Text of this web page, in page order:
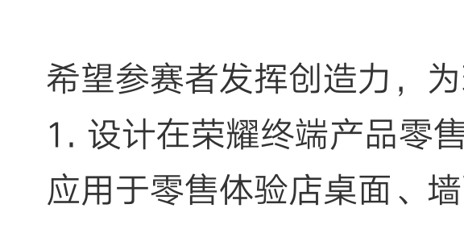
希望参赛者发挥创造力，
1. 设计在荣耀终端产品零
应用于零售体验店桌面、